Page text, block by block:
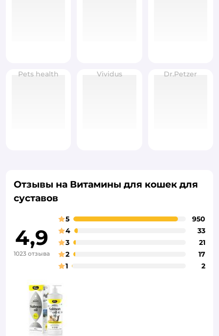
Pets health Vividus Dr.Petzer
Отзывы на Витамины для кошек для
суставов
4,9
1023 отзыва
5
950
4
33
3
21
2
17
1
2